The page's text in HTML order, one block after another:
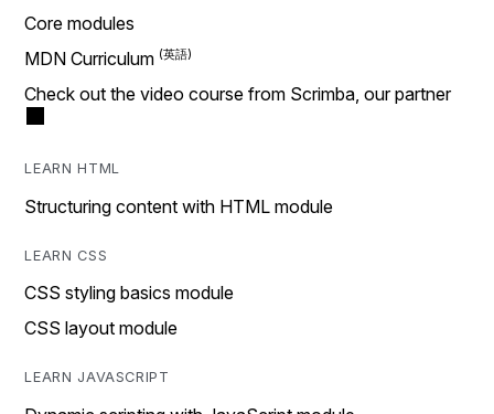
Core modules
MDN Curriculum
Check out the video course from Scrimba, our partner
LEARN HTML
Structuring content with HTML module
LEARN CSS
CSS styling basics module
CSS layout module
LEARN JAVASCRIPT